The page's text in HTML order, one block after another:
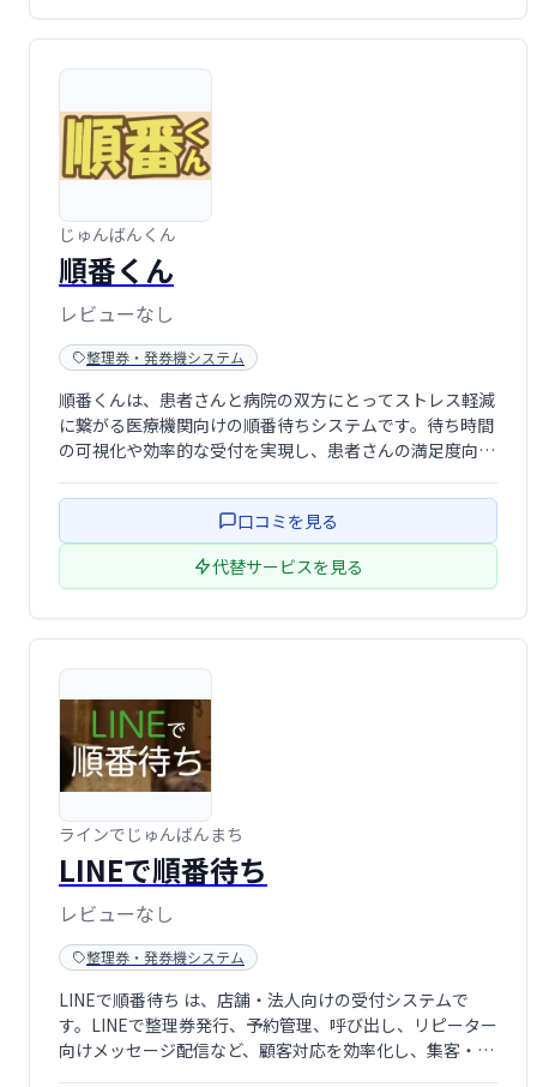
じゅんばんくん
順番くん
レビューなし
整理券・発券機システム
順番くんは、患者さんと病院の双方にとってストレス軽減
に繋がる医療機関向けの順番待ちシステムです。待ち時間
の可視化や効率的な受付を実現し、患者さんの満足度向上
をサポートする、安心できるシステムです。
口コミを見る
代替サービスを見る
ラインでじゅんばんまち
LINEで順番待ち
レビューなし
整理券・発券機システム
LINEで順番待ち は、店舗・法人向けの受付システムで
す。LINEで整理券発行、予約管理、呼び出し、リピーター
向けメッセージ配信など、顧客対応を効率化し、集客・リ